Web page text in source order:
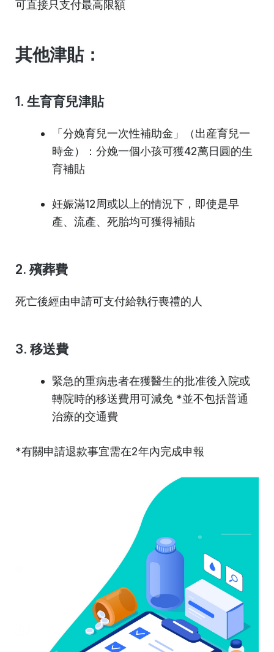
可直接只支付最高限額
其他津貼：
1. 生育育兒津貼
「分娩育兒一次性補助金」（出産育兒一
時金）：分娩一個小孩可獲42萬日圓的生
育補貼
妊娠滿12周或以上的情況下，即使是早
產、流產、死胎均可獲得補貼
2. 殯葬費
死亡後經由申請可支付給執行喪禮的人
3. 移送費
緊急的重病患者在獲醫生的批准後入院或
轉院時的移送費用可減免 *並不包括普通
治療的交通費
*有關申請退款事宜需在2年內完成申報